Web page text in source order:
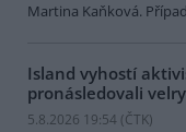
Martina Kaňková.
Island vyhostí
pronásledovali
5.8.2026 19:54 (ČTK)